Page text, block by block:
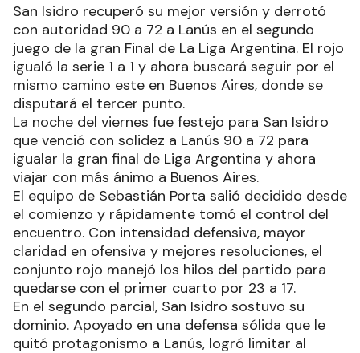
San Isidro recuperó su mejor versión y derrotó
con autoridad 90 a 72 a Lanús en el segundo
juego de la gran Final de La Liga Argentina. El rojo
igualó la serie 1 a 1 y ahora buscará seguir por el
mismo camino este en Buenos Aires, donde se
disputará el tercer punto.
La noche del viernes fue festejo para San Isidro
que venció con solidez a Lanús 90 a 72 para
igualar la gran final de Liga Argentina y ahora
viajar con más ánimo a Buenos Aires.
El equipo de Sebastián Porta salió decidido desde
el comienzo y rápidamente tomó el control del
encuentro. Con intensidad defensiva, mayor
claridad en ofensiva y mejores resoluciones, el
conjunto rojo manejó los hilos del partido para
quedarse con el primer cuarto por 23 a 17.
En el segundo parcial, San Isidro sostuvo su
dominio. Apoyado en una defensa sólida que le
quitó protagonismo a Lanús, logró limitar al